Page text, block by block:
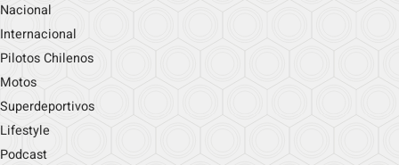
Nacional
Internacional
Pilotos Chilenos
Motos
Superdeportivos
Lifestyle
Podcast